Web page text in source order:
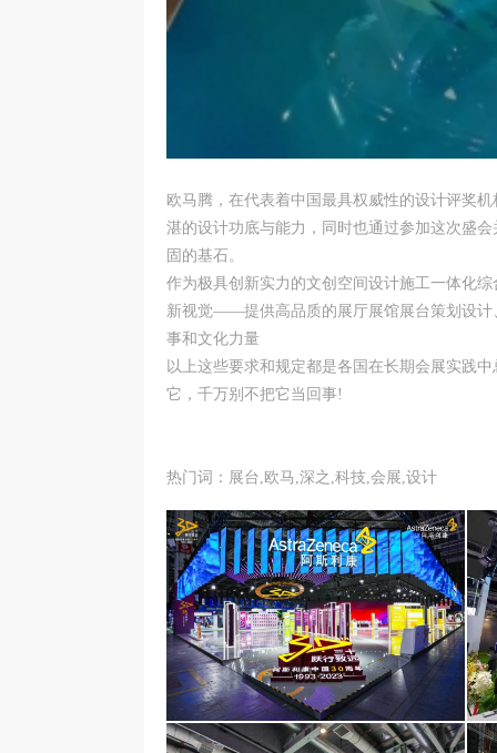
欧马腾，在代表着中国最具权威性的设计评奖
湛的设计功底与能力，同时也通过参加这次盛
固的基石。
作为极具创新实力的文创空间设计施工一体化
新视觉——提供高品质的展厅展馆展台策划设计
事和文化力量
以上这些要求和规定都是各国在长期会展实践
它，千万别不把它当回事!
热门词：展台,欧马,深之,科技,会展,设计